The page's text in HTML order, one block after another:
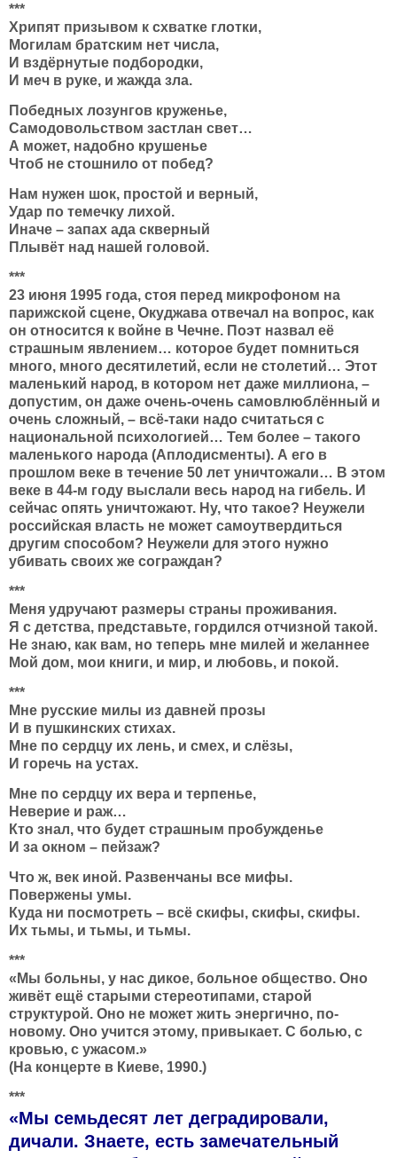
***
Хрипят призывом к схватке глотки,
Могилам братским нет числа,
И вздёрнутые подбородки,
И меч в руке, и жажда зла.
Победных лозунгов круженье,
Самодовольством застлан свет…
А может, надобно крушенье
Чтоб не стошнило от побед?
Нам нужен шок, простой и верный,
Удар по темечку лихой.
Иначе – запах ада скверный
Плывёт над нашей головой.
***
23 июня 1995 года, стоя перед микрофоном на
парижской сцене, Окуджава отвечал на вопрос, как
он относится к войне в Чечне. Поэт назвал её
страшным явлением… которое будет помниться
много, много десятилетий, если не столетий… Этот
маленький народ, в котором нет даже миллиона, –
допустим, он даже очень-очень самовлюблённый и
очень сложный, – всё-таки надо считаться с
национальной психологией… Тем более – такого
маленького народа (Аплодисменты). А его в
прошлом веке в течение 50 лет уничтожали… В этом
веке в 44-м году выслали весь народ на гибель. И
сейчас опять уничтожают. Ну, что такое? Неужели
российская власть не может самоутвердиться
другим способом? Неужели для этого нужно
убивать своих же сограждан?
***
Меня удручают размеры страны проживания.
Я с детства, представьте, гордился отчизной такой.
Не знаю, как вам, но теперь мне милей и желаннее
Мой дом, мои книги, и мир, и любовь, и покой.
***
Мне русские милы из давней прозы
И в пушкинских стихах.
Мне по сердцу их лень, и смех, и слёзы,
И горечь на устах.
Мне по сердцу их вера и терпенье,
Неверие и раж…
Кто знал, что будет страшным пробужденье
И за окном – пейзаж?
Что ж, век иной. Развенчаны все мифы.
Повержены умы.
Куда ни посмотреть – всё скифы, скифы, скифы.
Их тьмы, и тьмы, и тьмы.
***
«Мы больны, у нас дикое, больное общество. Оно
живёт ещё старыми стереотипами, старой
структурой. Оно не может жить энергично, по-
новому. Оно учится этому, привыкает. С болью, с
кровью, с ужасом.»
(На концерте в Киеве, 1990.)
***
«Мы семьдесят лет деградировали,
дичали. Знаете, есть замечательный